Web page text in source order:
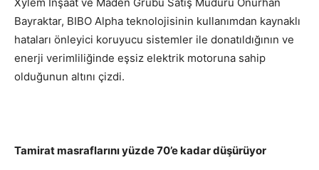
Bayraktar, BIBO Alpha teknolojisinin kullanımdan kaynaklı
hataları önleyici koruyucu sistemler ile donatıldığının ve
enerji verimliliğinde eşsiz elektrik motoruna sahip
olduğunun altını çizdi.
Tamirat masraflarını yüzde 70’e kadar düşürüyor